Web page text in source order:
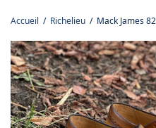
Accueil / Richelieu / Mack James